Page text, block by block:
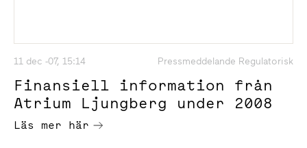
11 dec -07, 15:14 Pressmeddelande Regulatorisk
Finansiell information från
Atrium Ljungberg under 2008
Läs mer här